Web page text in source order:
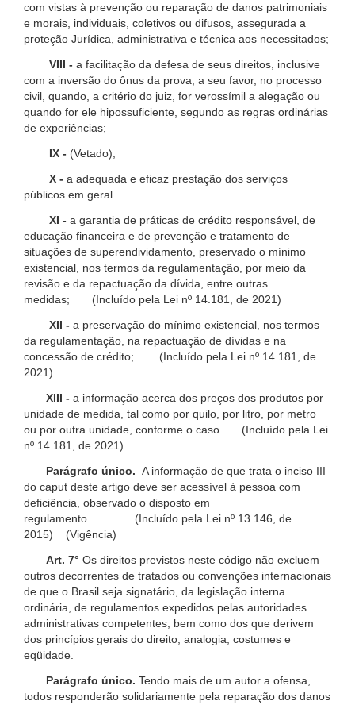
com vistas à prevenção ou reparação de danos patrimoniais
e morais, individuais, coletivos ou difusos, assegurada a
proteção Jurídica, administrativa e técnica aos necessitados;
VIII - a facilitação da defesa de seus direitos, inclusive
com a inversão do ônus da prova, a seu favor, no processo
civil, quando, a critério do juiz, for verossímil a alegação ou
quando for ele hipossuficiente, segundo as regras ordinárias
de experiências;
IX - (Vetado);
X - a adequada e eficaz prestação dos serviços
públicos em geral.
XI - a garantia de práticas de crédito responsável, de
educação financeira e de prevenção e tratamento de
situações de superendividamento, preservado o mínimo
existencial, nos termos da regulamentação, por meio da
revisão e da repactuação da dívida, entre outras
medidas; (Incluído pela Lei nº 14.181, de 2021)
XII - a preservação do mínimo existencial, nos termos
da regulamentação, na repactuação de dívidas e na
concessão de crédito; (Incluído pela Lei nº 14.181, de
2021)
XIII - a informação acerca dos preços dos produtos por
unidade de medida, tal como por quilo, por litro, por metro
ou por outra unidade, conforme o caso. (Incluído pela Lei
nº 14.181, de 2021)
Parágrafo único. A informação de que trata o inciso III
do caput deste artigo deve ser acessível à pessoa com
deficiência, observado o disposto em
regulamento. (Incluído pela Lei nº 13.146, de
2015) (Vigência)
Art. 7° Os direitos previstos neste código não excluem
outros decorrentes de tratados ou convenções internacionais
de que o Brasil seja signatário, da legislação interna
ordinária, de regulamentos expedidos pelas autoridades
administrativas competentes, bem como dos que derivem
dos princípios gerais do direito, analogia, costumes e
eqüidade.
Parágrafo único. Tendo mais de um autor a ofensa,
todos responderão solidariamente pela reparação dos danos